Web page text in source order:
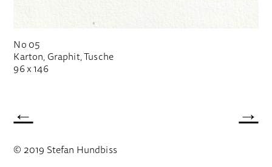
No 05
Karton, Graphit, Tusche
96 x 146
← →
© 2019 Stefan Hundbiss